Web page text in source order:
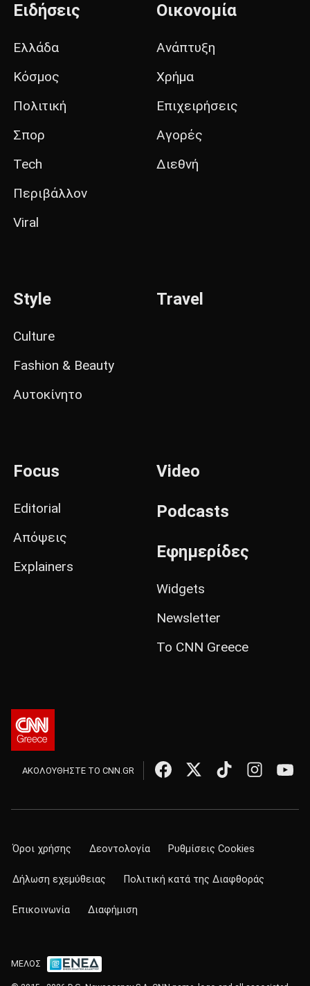
Ειδήσεις
Ελλάδα
Κόσμος
Πολιτική
Σπορ
Tech
Περιβάλλον
Viral
Οικονομία
Ανάπτυξη
Χρήμα
Επιχειρήσεις
Αγορές
Διεθνή
Style
Culture
Fashion & Beauty
Αυτοκίνητο
Travel
Focus
Editorial
Απόψεις
Explainers
Video
Podcasts
Εφημερίδες
Widgets
Newsletter
Το CNN Greece
ΑΚΟΛΟΥΘΗΣΤΕ ΤΟ CNN.GR
Όροι χρήσης Δεοντολογία Ρυθμίσεις Cookies
Δήλωση εχεμύθειας Πολιτική κατά της Διαφθοράς
Επικοινωνία Διαφήμιση
ΜΕΛΟΣ